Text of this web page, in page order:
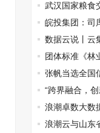
技术奖”
武汉国家粮食
方储备粮竞价交
皖投集团：司
数据云说丨云
础设施
团体标准《林
范》顺利通过专
张帆当选全国
组长“跨界融合，
元宇宙论坛在京
浪潮卓数大数
字商务发展新格
浪潮云与山东